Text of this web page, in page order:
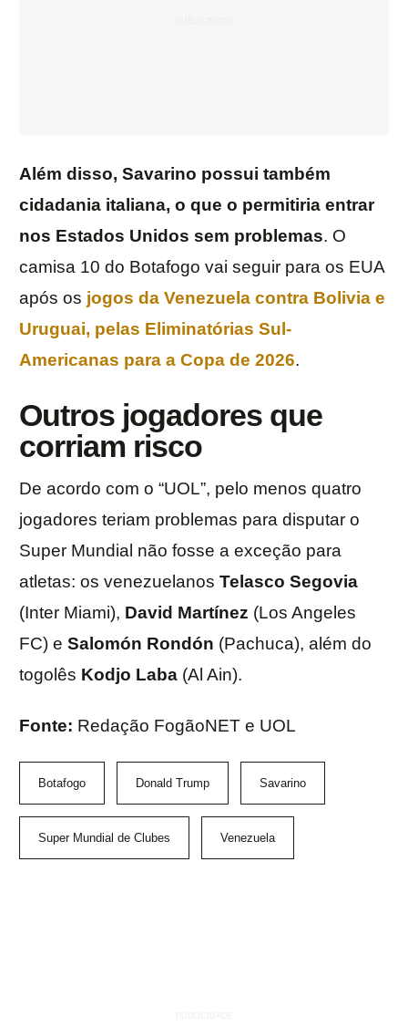
Além disso, Savarino possui também
cidadania italiana, o que o permitiria entrar
nos Estados Unidos sem problemas. O
camisa 10 do Botafogo vai seguir para os EUA
após os jogos da Venezuela contra Bolivia e
Uruguai, pelas Eliminatórias Sul-
Americanas para a Copa de 2026.
Outros jogadores que
corriam risco
De acordo com o “UOL”, pelo menos quatro
jogadores teriam problemas para disputar o
Super Mundial não fosse a exceção para
atletas: os venezuelanos Telasco Segovia
(Inter Miami), David Martínez (Los Angeles
FC) e Salomón Rondón (Pachuca), além do
togolês Kodjo Laba (Al Ain).
Fonte: Redação FogãoNET e UOL
Botafogo Donald Trump Savarino
Super Mundial de Clubes Venezuela